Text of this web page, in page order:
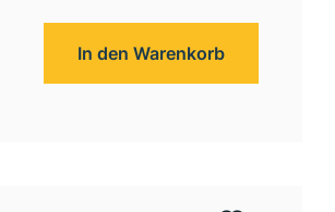
In den Warenkorb